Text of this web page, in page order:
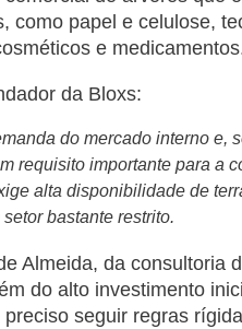
como papel e celulose,
e
da Bloxs:
do mercado interno e,
requisito importante para a
alta disponibilidade de
bastante restrito.
Almeida, da consultoria
do alto investimento
seguir regras